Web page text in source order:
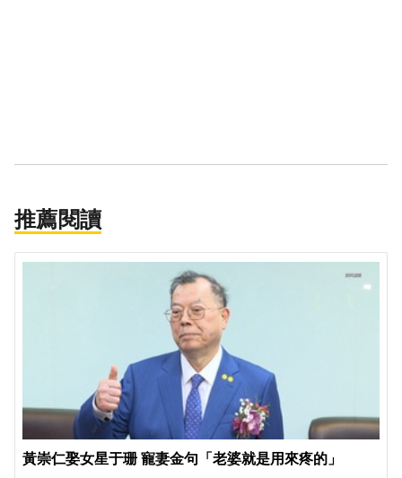
推薦閱讀
黃崇仁娶女星于珊 寵妻金句「老婆就是用來疼的」